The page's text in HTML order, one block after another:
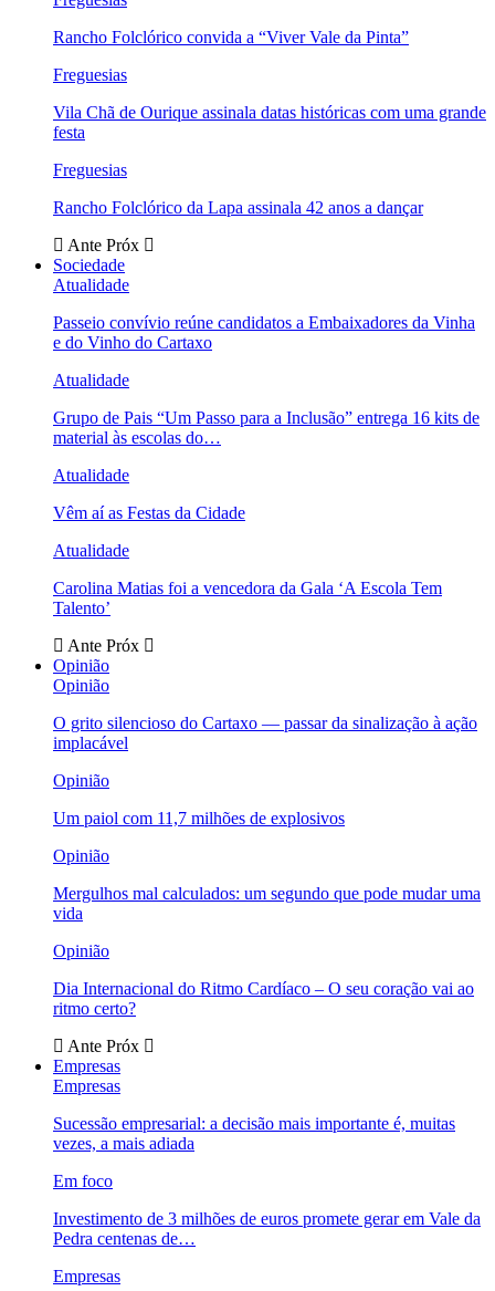
Rancho Folclórico convida a “Viver Vale da Pinta”
Freguesias
Vila Chã de Ourique assinala datas históricas com uma grande
festa
Freguesias
Rancho Folclórico da Lapa assinala 42 anos a dançar
Ante Próx
Sociedade
Atualidade
Passeio convívio reúne candidatos a Embaixadores da Vinha
e do Vinho do Cartaxo
Atualidade
Grupo de Pais “Um Passo para a Inclusão” entrega 16 kits de
material às escolas do…
Atualidade
Vêm aí as Festas da Cidade
Atualidade
Carolina Matias foi a vencedora da Gala ‘A Escola Tem
Talento’
Ante Próx
Opinião
Opinião
O grito silencioso do Cartaxo — passar da sinalização à ação
implacável
Opinião
Um paiol com 11,7 milhões de explosivos
Opinião
Mergulhos mal calculados: um segundo que pode mudar uma
vida
Opinião
Dia Internacional do Ritmo Cardíaco – O seu coração vai ao
ritmo certo?
Ante Próx
Empresas
Empresas
Sucessão empresarial: a decisão mais importante é, muitas
vezes, a mais adiada
Em foco
Investimento de 3 milhões de euros promete gerar em Vale da
Pedra centenas de…
Empresas